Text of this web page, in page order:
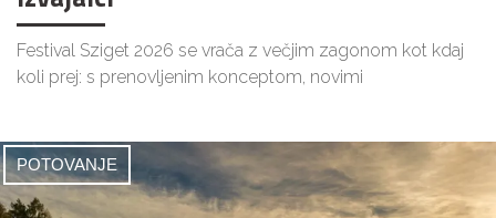
Festival Sziget 2026 se vrača z večjim zagonom kot kdaj
koli prej: s prenovljenim konceptom, novimi
POTOVANJE